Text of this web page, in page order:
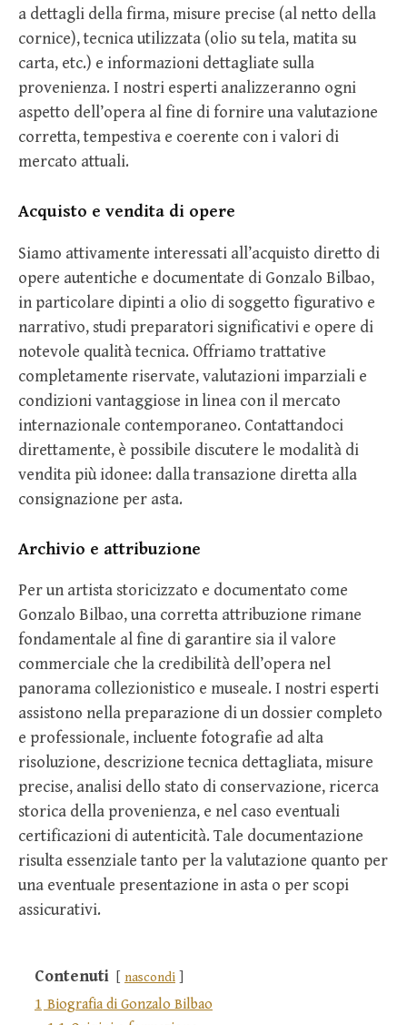
a dettagli della firma, misure precise (al netto della
cornice), tecnica utilizzata (olio su tela, matita su
carta, etc.) e informazioni dettagliate sulla
provenienza. I nostri esperti analizzeranno ogni
aspetto dell’opera al fine di fornire una valutazione
corretta, tempestiva e coerente con i valori di
mercato attuali.
Acquisto e vendita di opere
Siamo attivamente interessati all’acquisto diretto di
opere autentiche e documentate di Gonzalo Bilbao,
in particolare dipinti a olio di soggetto figurativo e
narrativo, studi preparatori significativi e opere di
notevole qualità tecnica. Offriamo trattative
completamente riservate, valutazioni imparziali e
condizioni vantaggiose in linea con il mercato
internazionale contemporaneo. Contattandoci
direttamente, è possibile discutere le modalità di
vendita più idonee: dalla transazione diretta alla
consignazione per asta.
Archivio e attribuzione
Per un artista storicizzato e documentato come
Gonzalo Bilbao, una corretta attribuzione rimane
fondamentale al fine di garantire sia il valore
commerciale che la credibilità dell’opera nel
panorama collezionistico e museale. I nostri esperti
assistono nella preparazione di un dossier completo
e professionale, incluente fotografie ad alta
risoluzione, descrizione tecnica dettagliata, misure
precise, analisi dello stato di conservazione, ricerca
storica della provenienza, e nel caso eventuali
certificazioni di autenticità. Tale documentazione
risulta essenziale tanto per la valutazione quanto per
una eventuale presentazione in asta o per scopi
assicurativi.
Contenuti nascondi
1 Biografia di Gonzalo Bilbao